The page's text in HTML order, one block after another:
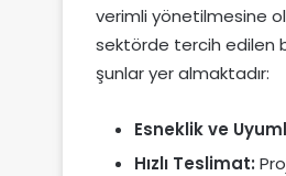
verimli yönetilmesine
sektörde tercih edilen
şunlar yer almaktadır:
Esneklik ve
Hızlı Teslimat: